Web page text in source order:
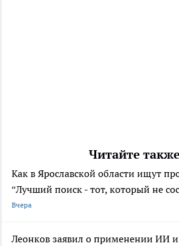
Читайте
Как в Ярославской области ищут
“Лучший поиск - тот, который не
Вчера
Леонков заявил о применении ИИ